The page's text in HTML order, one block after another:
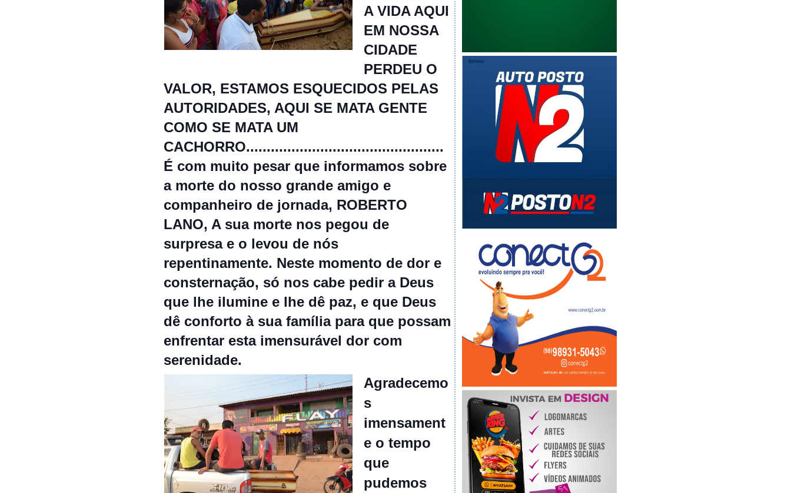
A VIDA AQUI
EM NOSSA
CIDADE
PERDEU O
VALOR, ESTAMOS ESQUECIDOS PELAS
AUTORIDADES, AQUI SE MATA GENTE
COMO SE MATA UM
CACHORRO................................................
É com muito pesar que informamos sobre
a morte do nosso grande amigo e
companheiro de jornada, ROBERTO
LANO, A sua morte nos pegou de
surpresa e o levou de nós
repentinamente. Neste momento de dor e
consternação, só nos cabe pedir a Deus
que lhe ilumine e lhe dê paz, e que Deus
dê conforto à sua família para que possam
enfrentar esta imensurável dor com
serenidade.
Agradecemo
s
imensament
e o tempo
que
pudemos